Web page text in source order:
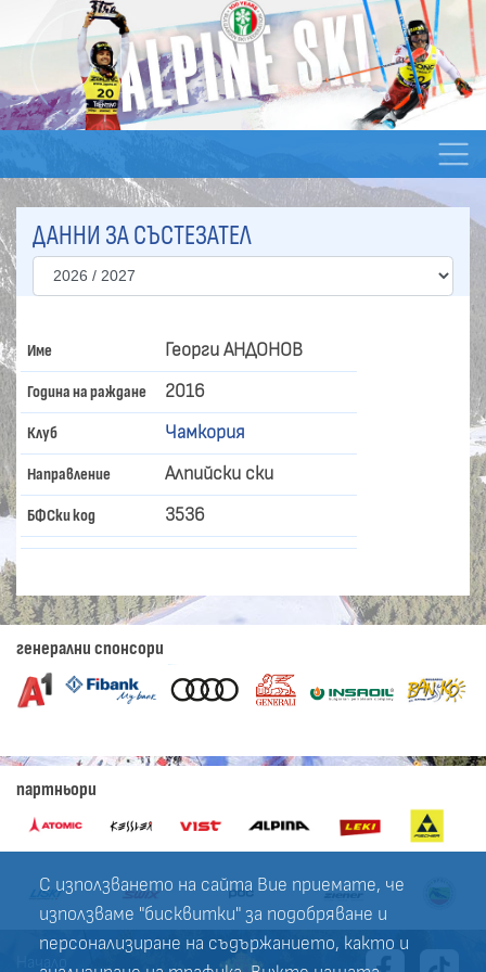
С използването на сайта Вие приемате, че
използваме "бисквитки" за подобряване и
персонализиране на съдържанието, както и
ДАННИ ЗА СЪСТЕЗАТЕЛ
Име Георги АНДОНОВ
Година на раждане 2016
Клуб Чамкория
Направление Алпийски ски
БФСки код 3536
генерални спонсори
партньори